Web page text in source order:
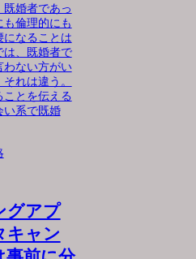
既婚者であっ
も倫理的にも
になることは
は、既婚者で
わない方がい
れは違う。
ことを伝える
い系で既婚
グアプ
キャン